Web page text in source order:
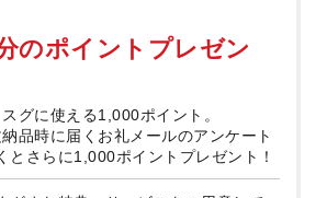
のポイントプレゼン
グに使える1,000ポイント。
品時に届くお礼メールのアンケート
とさらに1,000ポイントプレゼント！